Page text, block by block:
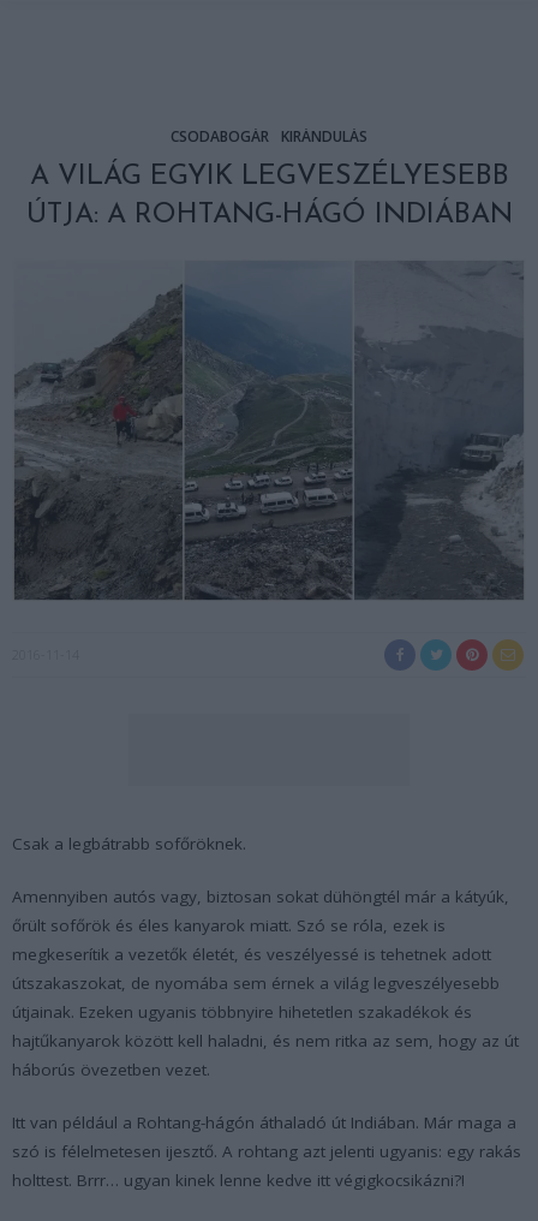
CSODABOGÁR KIRÁNDULÁS
A VILÁG EGYIK LEGVESZÉLYESEBB
ÚTJA: A ROHTANG-HÁGÓ INDIÁBAN
Csak a legbátrabb sofőröknek.
Amennyiben autós vagy, biztosan sokat dühöngtél már a kátyúk,
őrült sofőrök és éles kanyarok miatt. Szó se róla, ezek is
megkeserítik a vezetők életét, és veszélyessé is tehetnek adott
útszakaszokat, de nyomába sem érnek a világ legveszélyesebb
útjainak. Ezeken ugyanis többnyire hihetetlen szakadékok és
hajtűkanyarok között kell haladni, és nem ritka az sem, hogy az út
háborús övezetben vezet.
Itt van például a Rohtang-hágón áthaladó út Indiában. Már maga a
szó is félelmetesen ijesztő. A rohtang azt jelenti ugyanis: egy rakás
holttest. Brrr… ugyan kinek lenne kedve itt végigkocsikázni?!